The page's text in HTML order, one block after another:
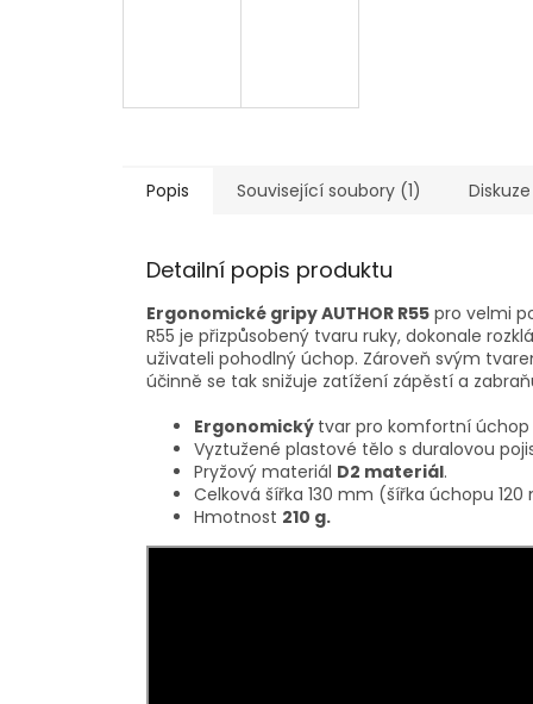
Popis Související soubory (1) Diskuze
Detailní popis produktu
Ergonomické gripy AUTHOR R55 pro velmi
R55 je přizpůsobený tvaru ruky, dokonale
uživateli pohodlný úchop. Zároveň svým
účinně se tak snižuje zatížení zápěstí a
Ergonomický tvar pro komfortní úchop
Vyztužené plastové tělo s duralovou
Pryžový materiál D2 materiál.
Celková šířka 130 mm (šířka úchopu
Hmotnost 210 g.